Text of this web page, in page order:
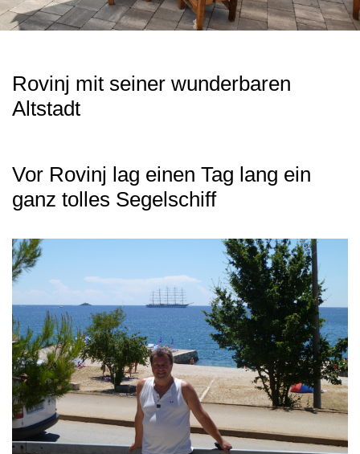
Rovinj mit seiner wunderbaren
Altstadt
Vor Rovinj lag einen Tag lang ein
ganz tolles Segelschiff